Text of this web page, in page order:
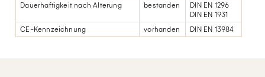
Dauerhaftigkeit nach Alterung
bestanden
DIN EN 1296
DIN EN 1931
CE-Kennzeichnung
vorhanden DIN EN 13984